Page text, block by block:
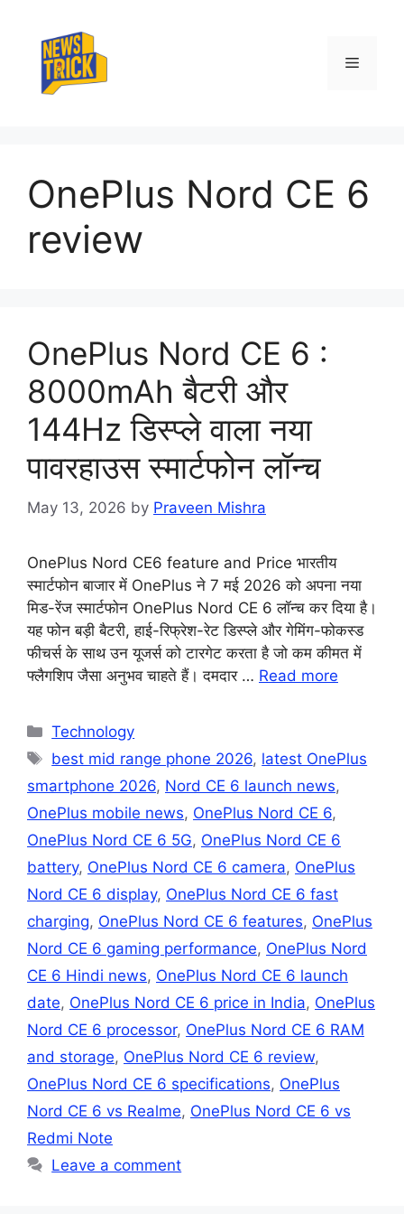
content
Menu
OnePlus Nord CE 6
review
OnePlus Nord CE 6 :
8000mAh बैटरी और
144Hz डिस्प्ले वाला नया
पावरहाउस स्मार्टफोन लॉन्च
May 13, 2026 by Praveen Mishra
OnePlus Nord CE6 feature and Price भारतीय
स्मार्टफोन बाजार में OnePlus ने 7 मई 2026 को अपना नया
मिड-रेंज स्मार्टफोन OnePlus Nord CE 6 लॉन्च कर दिया है।
यह फोन बड़ी बैटरी, हाई-रिफ्रेश-रेट डिस्प्ले और गेमिंग-फोकस्ड
फीचर्स के साथ उन यूजर्स को टारगेट करता है जो कम कीमत में
फ्लैगशिप जैसा अनुभव चाहते हैं। दमदार … Read more
Categories
Technology
Tags
best mid range phone 2026, latest OnePlus
smartphone 2026, Nord CE 6 launch news,
OnePlus mobile news, OnePlus Nord CE 6,
OnePlus Nord CE 6 5G, OnePlus Nord CE 6
battery, OnePlus Nord CE 6 camera, OnePlus
Nord CE 6 display, OnePlus Nord CE 6 fast
charging, OnePlus Nord CE 6 features, OnePlus
Nord CE 6 gaming performance, OnePlus Nord
CE 6 Hindi news, OnePlus Nord CE 6 launch
date, OnePlus Nord CE 6 price in India, OnePlus
Nord CE 6 processor, OnePlus Nord CE 6 RAM
and storage, OnePlus Nord CE 6 review,
OnePlus Nord CE 6 specifications, OnePlus
Nord CE 6 vs Realme, OnePlus Nord CE 6 vs
Redmi Note
Leave a comment